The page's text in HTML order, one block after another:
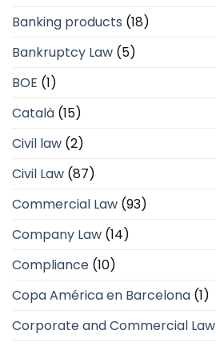
Banking products (18)
Bankruptcy Law (5)
BOE (1)
Català (15)
Civil law (2)
Civil Law (87)
Commercial Law (93)
Company Law (14)
Compliance (10)
Copa América en Barcelona (1)
Corporate and Commercial Law